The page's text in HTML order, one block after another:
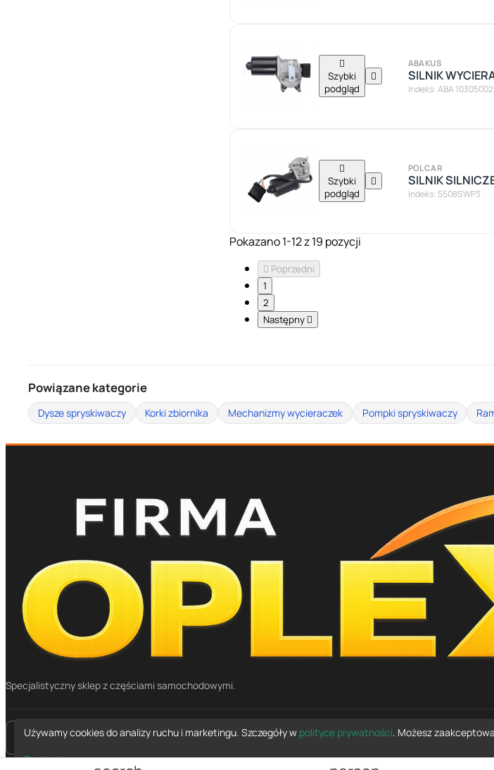

Szybki
podgląd

ABAKUS
SILNIK
Indeks: ABA 10305002

Szybki
podgląd

POLCAR
SILNIK
Indeks: 5508SWP3
Pokazano 1-12 z 19 pozycji
 Poprzedni
1
2
Następny 
Powiązane kategorie
Dysze spryskiwaczy Korki zbiornika Mechanizmy wycieraczek Pompki spryskiwaczy
Specjalistyczny sklep z częściami samochodowymi.
placeMapa dojazdu © 2026 e-czesci24.pl — wszelkie
Używamy cookies do analizy ruchu i marketingu. Szczegóły w polityce prywatności. Możesz
Dostosuj